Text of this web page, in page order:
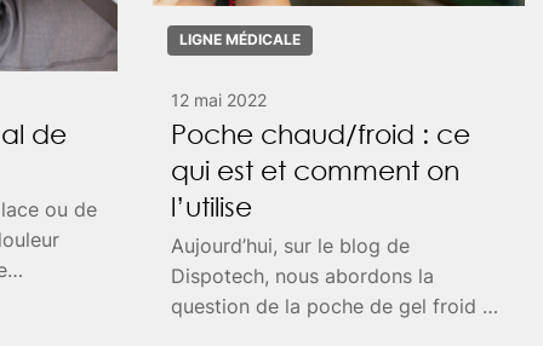
de
ou de
LIGNE MÉDICALE
12 mai 2022
Poche chaud/froid : ce
qui est et comment on
l’utilise
Aujourd’hui, sur le blog de
Dispotech, nous abordons la
question de la poche de gel froid et